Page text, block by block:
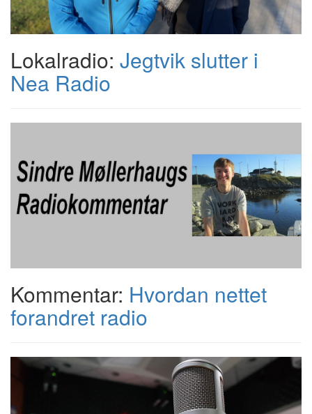
Lokalradio: Jegtvik slutter i
Nea Radio
Kommentar: Hvordan nettet
forandret radio